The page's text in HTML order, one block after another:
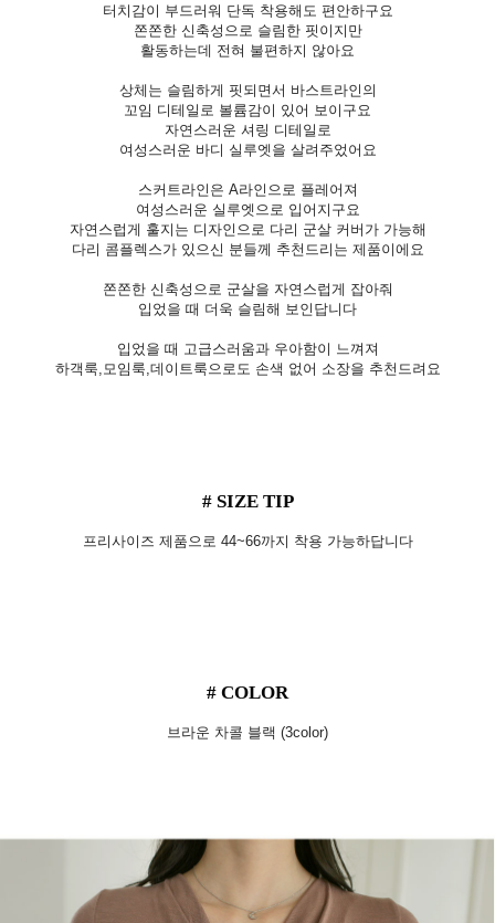
터치감이 부드러워 단독 착용해도 편안하구요
쫀쫀한 신축성으로 슬림한 핏이지만
활동하는데 전혀 불편하지 않아요
상체는 슬림하게 핏되면서 바스트라인의
꼬임 디테일로 볼륨감이 있어 보이구요
자연스러운 셔링 디테일로
여성스러운 바디 실루엣을 살려주었어요
스커트라인은 A라인으로 플레어져
여성스러운 실루엣으로 입어지구요
자연스럽게 훌지는 디자인으로 다리 군살 커버가 가능해
다리 콤플렉스가 있으신 분들께 추천드리는 제품이에요
쫀쫀한 신축성으로 군살을 자연스럽게 잡아줘
입었을 때 더욱 슬림해 보인답니다
입었을 때 고급스러움과 우아함이 느껴져
하객룩,모임룩,데이트룩으로도 손색 없어 소장을 추천드려요
# SIZE TIP
프리사이즈 제품으로 44~66까지 착용 가능하답니다
# COLOR
브라운 차콜 블랙 (3color)